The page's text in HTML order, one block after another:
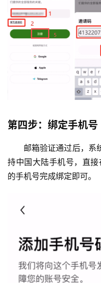
第四步：绑定手机号
邮箱验证通过后，系
持中国大陆手机号，直
的手机号完成绑定即可。